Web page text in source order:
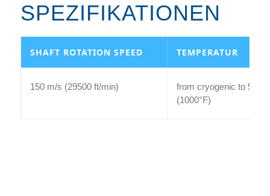
SPEZIFIKATIONEN
SHAFT ROTATION SPEED TEMPERATUR
150 m/s (29500 ft/min)
from cryogenic to
(1000°F)